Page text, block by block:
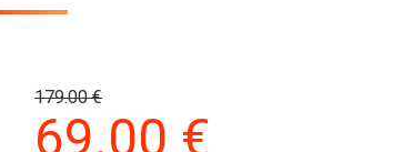
179.00 €
69.00 €